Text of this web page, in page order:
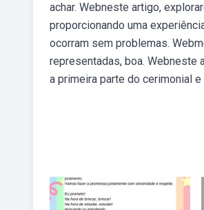
achar. Webneste artigo,
proporcionando uma
ocorram sem problemas.
representadas, boa. Webneste
a primeira parte do cerimonial e